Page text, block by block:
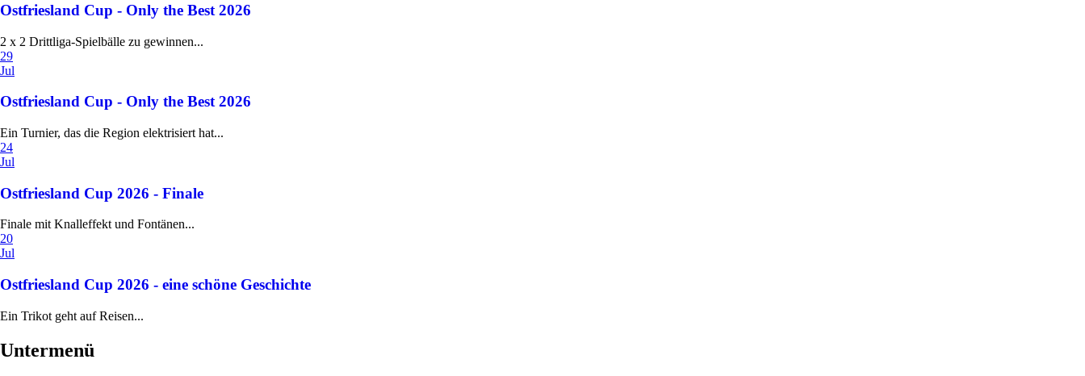
Ostfriesland Cup - Only the Best 2026
2 x 2 Drittliga-Spielbälle zu gewinnen...
29
Jul
Ostfriesland Cup - Only the Best 2026
Ein Turnier, das die Region elektrisiert hat...
24
Jul
Ostfriesland Cup 2026 - Finale
Finale mit Knalleffekt und Fontänen...
20
Jul
Ostfriesland Cup 2026 - eine schöne Geschichte
Ein Trikot geht auf Reisen...
Untermenü